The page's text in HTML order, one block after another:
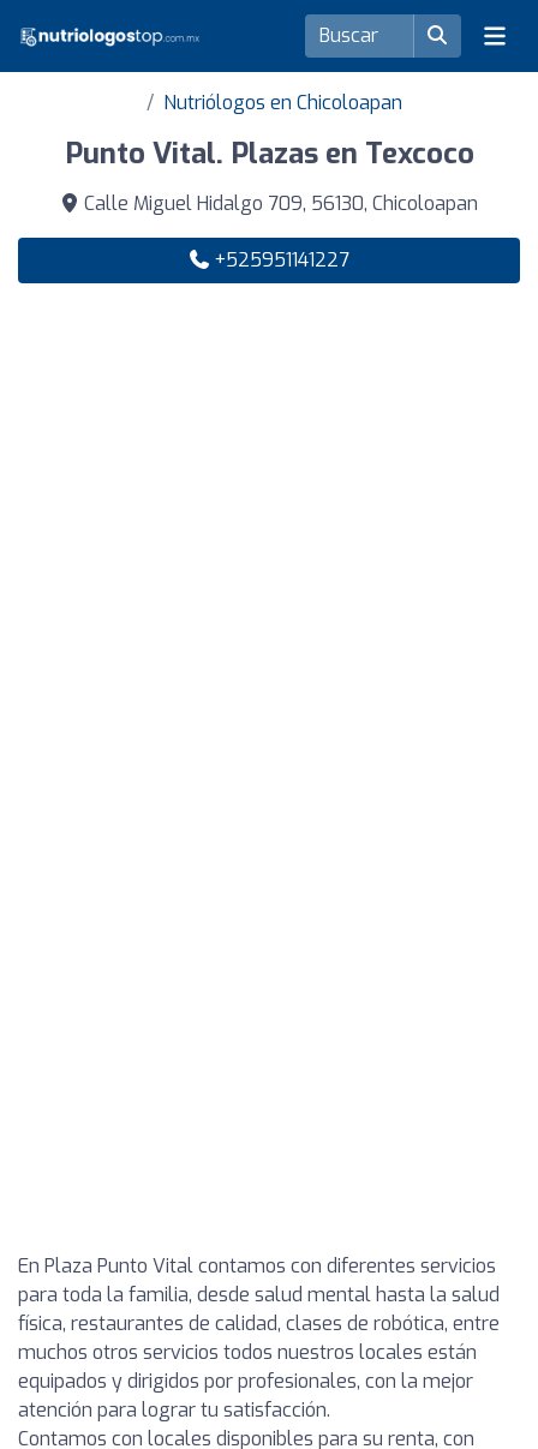
Nutriólogos en Chicoloapan
Punto Vital. Plazas en Texcoco
Calle Miguel Hidalgo 709, 56130, Chicoloapan
+525951141227
En Plaza Punto Vital contamos con diferentes servicios
para toda la familia, desde salud mental hasta la salud
física, restaurantes de calidad, clases de robótica, entre
muchos otros servicios todos nuestros locales están
equipados y dirigidos por profesionales, con la mejor
atención para lograr tu satisfacción.
Contamos con locales disponibles para su renta, con